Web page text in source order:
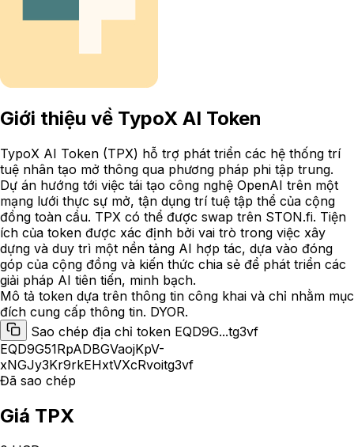
Giới thiệu về TypoX AI Token
TypoX AI Token (TPX) hỗ trợ phát triển các hệ thống trí
tuệ nhân tạo mở thông qua phương pháp phi tập trung.
Dự án hướng tới việc tái tạo công nghệ OpenAI trên một
mạng lưới thực sự mở, tận dụng trí tuệ tập thể của cộng
đồng toàn cầu. TPX có thể được swap trên STON.fi. Tiện
ích của token được xác định bởi vai trò trong việc xây
dựng và duy trì một nền tảng AI hợp tác, dựa vào đóng
góp của cộng đồng và kiến thức chia sẻ để phát triển các
giải pháp AI tiên tiến, minh bạch.
Mô tả token dựa trên thông tin công khai và chỉ nhằm mục
đích cung cấp thông tin. DYOR.
Sao chép địa chỉ token EQD9G...tg3vf
EQD9G51RpADBGVaojKpV-
xNGJy3Kr9rkEHxtVXcRvoitg3vf
Đã sao chép
Giá TPX